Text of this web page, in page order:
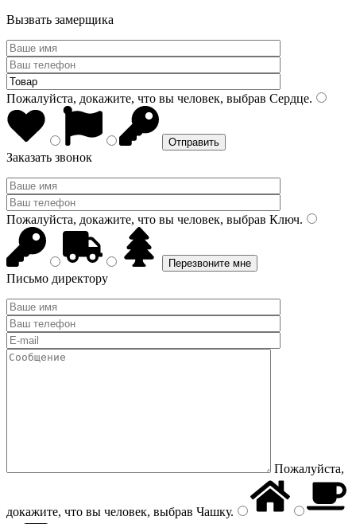
Вызвать замерщика
Пожалуйста, докажите, что вы человек, выбрав Сердце.
Заказать звонок
Пожалуйста, докажите, что вы человек, выбрав Ключ.
Письмо директору
Пожалуйста,
докажите, что вы человек, выбрав Чашку.